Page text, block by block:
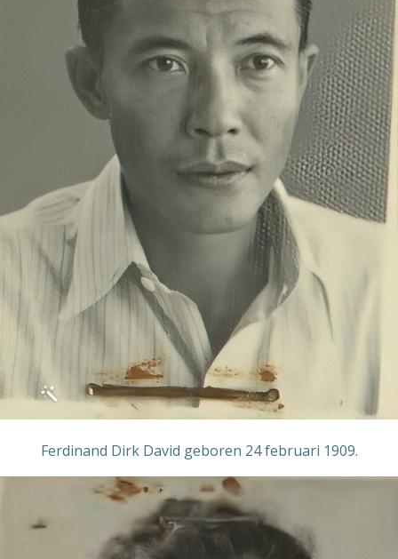
Ferdinand Dirk David geboren 24 februari 1909.